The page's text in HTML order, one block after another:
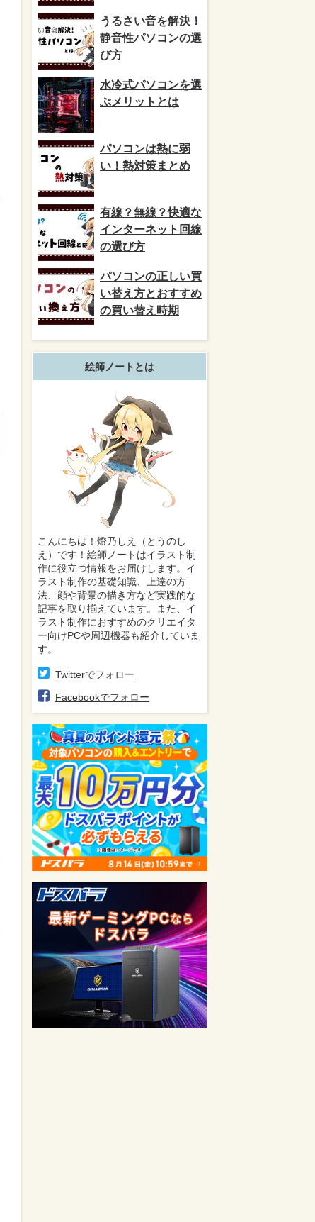
うるさい音を解決！
静音性パソコンの選
び方
水冷式パソコンを選
ぶメリットとは
パソコンは熱に弱
い！熱対策まとめ
有線？無線？快適な
インターネット回線
の選び方
パソコンの正しい買
い替え方とおすすめ
の買い替え時期
絵師ノートとは
こんにちは！燈乃しえ（とうのし
え）です！絵師ノートはイラスト制
作に役立つ情報をお届けします。イ
ラスト制作の基礎知識、上達の方
法、顔や背景の描き方など実践的な
記事を取り揃えています。また、イ
ラスト制作におすすめのクリエイタ
ー向けPCや周辺機器も紹介していま
す。
Twitterでフォロー
Facebookでフォロー